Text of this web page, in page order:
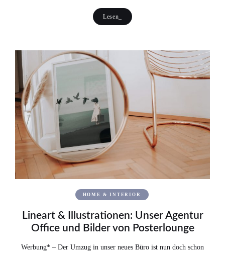
Lesen_
HOME & INTERIOR
Lineart & Illustrationen: Unser Agentur
Office und Bilder von Posterlounge
Werbung* – Der Umzug in unser neues Büro ist nun doch schon